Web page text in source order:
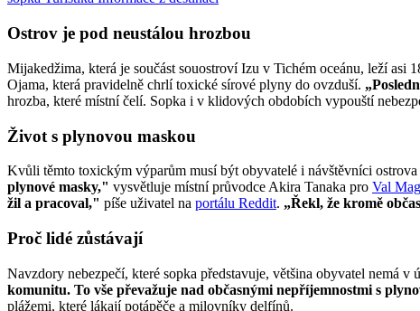
Ostrov je pod neustálou hrozbou
Mijakedžima, která je součást souostroví Izu v Tichém oceánu, leží
Ojama, která pravidelně chrlí toxické sírové plyny do ovzduší.
hrozba, které místní čelí. Sopka i v klidových obdobích vypouští
Život s plynovou maskou
Kvůli těmto toxickým výparům musí být obyvatelé i návštěvníci ostrova
plynové masky," vysvětluje místní průvodce Akira Tanaka pro Val
žil a pracoval," píše uživatel na portálu Reddit. „Řekl, že kromě
Proč lidé zůstávají
Navzdory nebezpečí, které sopka představuje, většina obyvatel nemá v
komunitu. To vše převažuje nad občasnými nepříjemnostmi s
plážemi, které lákají potápěče a milovníky delfínů.